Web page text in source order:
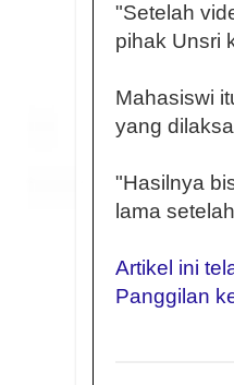
"Setelah
pihak Unsri
Mahasiswi
yang
"Hasilnya
lama
Artikel ini
Panggilan